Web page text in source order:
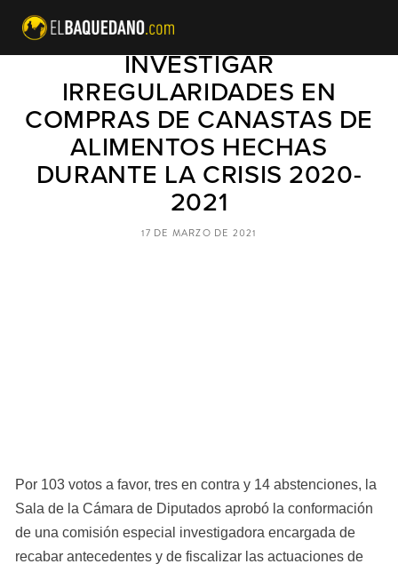
DIPUTADOS APROBÓ
INVESTIGAR
IRREGULARIDADES EN
COMPRAS DE CANASTAS DE
ALIMENTOS HECHAS
DURANTE LA CRISIS 2020-
2021
Por 103 votos a favor, tres en contra y 14 abstenciones, la
Sala de la Cámara de Diputados aprobó la conformación
de una comisión especial investigadora encargada de
recabar antecedentes y de fiscalizar las actuaciones de
17 DE MARZO DE 2021